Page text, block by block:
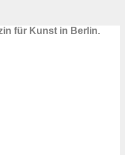
für Kunst in Berlin.